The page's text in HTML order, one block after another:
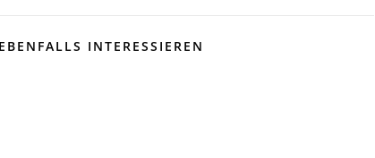
INTERESSIEREN